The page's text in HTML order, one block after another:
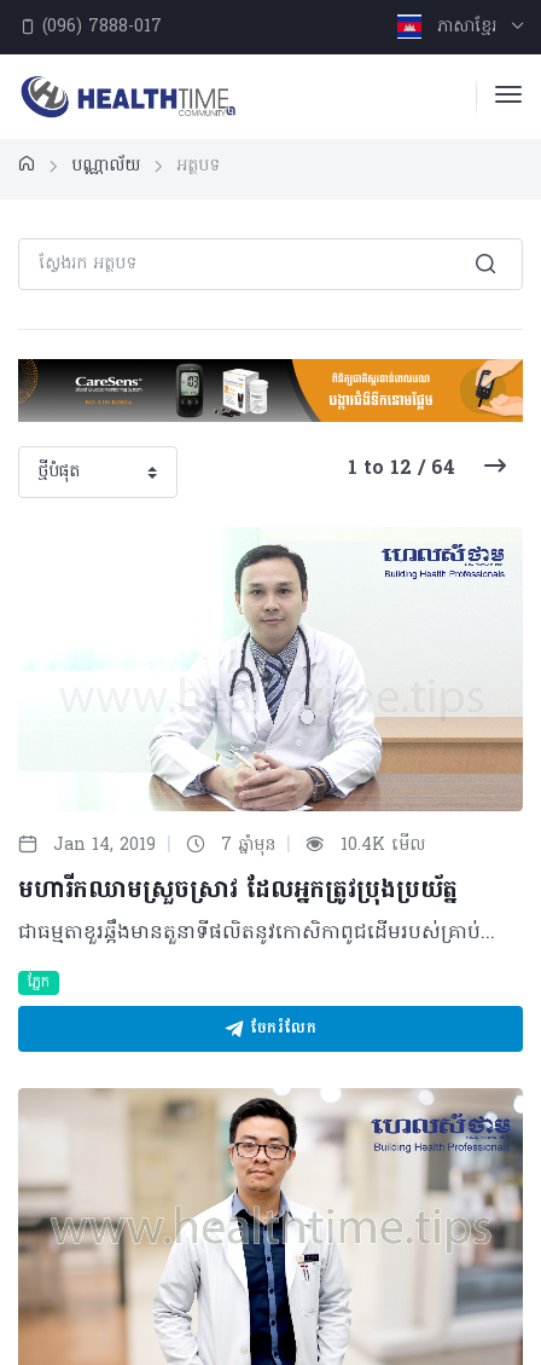
(096) 7888-017 ភាសាខ្មែរ
បណ្ណាល័យ អត្ថបទ
1 to 12 / 64
Jan 14, 2019 | 7 ឆ្នាំមុន | 10.4K មើល
មហារីកឈាមស្រួចស្រាវ ដែលអ្នកត្រូវប្រុងប្រយ័ត្ន
ជាធម្មតាខួរឆ្អឹងមានតួនាទីផលិតនូវកោសិកាពូជដើមរបស់គ្រាប់ឈាមចំនួនរាប់រយពាន់លានជារៀងរាល់ថ្ងៃ​ ហើយវាក៏ជាទីតាំងដែលអនុញ្ញាតឲ្យកោសិកាពូជដើម (Hematopoietic stem cell) ទាំងនេះអាចរីកលូតលាស់ និងបំបែកខ្លួនជាច្រើនដំណាក់កាល មុននឹងប្រែក្លាយជាកោសិកាគ្រាប់ឈាមដែលអាចបំពេញមុខងារបាន។ កោសិកាឈាមដែលមានមុខងារទាំងនោះមានដូចជា កោសិកាឈាមក្រហមដែលមានមុខងារដឹកនាំអុកស៊ីសែន កោសិកាឈាមសដែលមាននាទីការពាររាងកាយពីជំងឺ និងផ្លាកែតដែលមាននាទីជួយឲ្យឈាមកកនៅពេលមានរបួស តែនៅពេលមានជំងឺមហារីកឈាមកើតឡើង មុខងារនៃកោសិកាឈាមទាំងនេះក៏ត្រូវបានបាត់បង់។ ជំងឺមហារីកឈាម (Leukemia) ដែលប្រជាជនខ្មែរភាគច្រើននិយមហៅថាជំងឺឈាមសស៊ីឈាមក្រហម ជាការកើនឡើងនូវប្រភេទកោសិកាខ្ចី (Blast Cell) មិនមែនជាការកើនឡើងកោសិកាឈាមស។ ជំងឺនេះត្រូវបានបែងចែកជា២ប្រភេទធំៗគឺ ប្រភេទមហារីកឈាមធ្ងន់ធ្ងរ ឬស្រួចស្រាវ ដែលអាចងាយនឹងបណ្តាលឲ្យមានគ្រោះថ្នាក់ដល់អាយុជីវិត និងប្រភេទមហារីកឈាមរ៉ាំរ៉ៃ ដែលមិនសូវស្តែងចេញជារោគសញ្ញាគ្រោះថ្នាក់ភ្លាមៗនោះទេ។ និយមន័យនៃជំងឺមហារីកឈាមស្រួចស្រាវ វាជាជំងឺកាចសាហាវ និងធ្ងន់ធ្ងរ ដែលកើតឡើងពីការវិវឌ្ឍមិនប្រក្រតីនៃកោសិកាពូជដើមរបស់គ្រាប់ឈាម (Hematopoietic stem cell) នៅក្នុងខួរឆ្អឹងដោយសារតែមានការបង្អាក់លើការវិវឌ្ឍនៃកោសិកាខ្ចីដែលគេហៅថា កោសិកាប្លាស (Blast​ Cell) ជាហេតុធ្វើឲ្យវាមិនអាចវិវឌ្ឍជាកោសិកាមានមុខងារពេញលេញបន្តទៀតបាន។ ជាទូទៅជំងឺនេះត្រូវបានបែងចែកជា ២ប្រភេទបន្តទៀតគឺ Acute Myeloid Leukemia (AML) និងAcute Lymphoid Leukemia (ALL)។ មូលហេតុចម្បង និងកត្តាប្រឈម រហូតមកទល់ពេលបច្ចុប្បន្ននេះ មិនទាន់មានអ្នកប្រាជ្ញនៅលើសកលលោកណាម្នាក់បានដឹងអំពីមូលហេតុពិតប្រាកដនៃការបង្កជាជំងឺនេះឡើយ។ ប៉ុន្តែ វាអាចទាក់ទងនឹងកត្តាប្រឈមមួយចំនួនក្នុងនោះមានដូចជា៖ • តំណពូជ៖ ជាទូទៅអ្នកដែលមានសាច់ញាតិកើតជំងឺមហារីកឈាម អាចនឹងមានឱកាសប្រឈមនឹងការកើតជំងឺនេះ ខ្ពស់ជាងអ្នកដែលគ្មានសាច់ញាតិកើតបញ្ហានេះ • លក្ខខណ្ឌនៃការរស់នៅ៖ ទីតាំងរស់នៅដែលមានបរិស្ថានមិនស្អាត មានដូចជា ការបង្ហូរចោលនូវកាកសំណល់មិនល្អនៃរោងចក្រដែលមានផ្ទុកសារធាតុគីមី និងផ្សែងពុល • លក្ខខណ្ឌការងារ៖ អ្នកដែលធ្វើការក្នុងរោងពុម្ព ជ្រលក់ទឹកថ្នាំ ការពុលដោយការប្រើប្រាស់ថ្នាំការប្រើប្រាស់ថ្នាំកសិកម្មផ្សេងៗ ការប៉ះផ្ទាល់ដោយមិនមានសម្លៀកបំពាក់ ឬសម្ភារៈការពារត្រឹមត្រូវ • ការប្រើប្រាស់ថ្នាំ៖ អ្នកដែលធ្លាប់មានប្រវត្តិប្រើប្រាស់ថ្នាំ ឬកាំរស្មីដើម្បីកម្ចាត់មេរោគមហារីកពីមុនមក ឬប្រើប្រាស់ថ្នាំដោយមិនមានវេជ្ជបញ្ជាត្រឹមត្រូវ លើសកម្រិត និងរយៈពេលយូរ ដូចជាប្រភេទថ្នាំផ្សះ (Antibiotic) Chloramphenicol។ គួរបញ្ជាក់ផងដែរថា ប្រជាជនគ្រប់វ័យទាំងអស់មិនថា ប្រុស ឬស្រី ក្មេង ឬចាស់សុទ្ធតែអាចកើតជំងឺនេះបានដូចគ្នា។ គ្រាន់តែ កូនក្មេងប្រឈមនឹងការកើតជំងឺមហារីកឈាមប្រភេទ ALL ជាង AML ចំណែកមនុស្សចាស់ប្រឈមនឹងការកើតជំងឺមហារីកឈាមប្រភេទ AML ជាង ALL។ រោគសញ្ញា និងយន្តការជំងឺ ដោយសារកោសិកាប្លាស (Blast Cell) មិនអាចវិវឌ្ឍបន្តទៀតបាន នោះកោសិកាដែលមានមុខងារពេញលេញថ្មីៗ ដូចជា កោសិកាឈាមក្រហម កោសិកាឈាមស និងផ្លាកែត នឹងមិនអាចកើតឡើងបានល្អ ឬកើតឡើងបានខ្លះ មិនគ្រប់ចំនួនដើម្បីបំពេញមុខងារធម្មតារបស់វា។ ហេតុការណ៍នេះ បណ្តាលឲ្យរាងកាយទាំងមូលនឹងអាចប្រឈមនឹងបញ្ហាយ៉ាងច្រើនទាក់ទងកង្វះខាតកោសិកាមានមុខងារ និងការកើនឡើងនៃកោសិកាខ្ចី ដែលរោគសញ្ញាទាំងនោះរួមមាន៖ • កង្វះកោសិកាឈាមក្រហម៖ អ្នកជំងឺអាចហត់អស់កម្លាំង ស្លេកស្លាំង ឈឺក្បាល ហុឹងត្រចៀក និងអាចឈានដល់ការគាំងបេះដូងក្នុងករណីធ្ងន់ធ្ងរ • កង្វះកោសិកាឈាមស៖ ធ្វើឲ្យអ្នកជំងឺងាយរងនឹងការចម្លងរោគពីខាងក្រៅ • កង្វះកោសិកាផ្លាកែត៖ អ្នកជំងឺប្រឈមខ្ពស់ក្នុងការហូរឈាមដែលអាចស្តែងចេញជាការហូរឈាមខ្មៅតាមលាមក ឬអាចស្តែងចេញជាអាការៈដូចជា Stroke ប្រសិនបើមានការដាច់សរសៃឈាមក្នុងខួរក្បាល • ការកើនឡើងកោសិកាខ្ចី (Blast Cell)៖ ជាប្រភេទកោសិកាធំៗ ដែលវាបណ្តាលឲ្យមានការស្ទះលំហូរឈាម ដែលអាចបង្កឲ្យគ្រោះថ្នាក់ដល់អាយុជីវិត ករណីស្ទះលំហូរឈាមនៅសរីរាង្គសំខាន់ៗដូចជា ខួរក្បាល បេះដូង សួត និងតម្រងនោម(Leukostasis Syndrome) ដែលអាការៈទាំងនោះអាចស្តែងចេញជា ការស្ទះសរសៃឈាមខួរក្បាលដោយកោសិកាឈាម (Stroke Ischemic by Blast) ការស្ទះនៅសរសៃឈាមសួត (PulmonaryEmbolism) ដែលអាចស្តែងចេញជាហត់ ដង្ហក់ គាំងបេះដូង (myocardial infarction) និងអាចបណ្តាលឲ្យខូចតម្រងនោមជាដើម។ ក្នុងករណីខ្លះ អ្នកជំងឺអាចមានរោគសញ្ញាដទៃទៀតដូចជាហើម ឬចេញឈាមតាមអញ្ចាញធ្មេញ ឈាមច្រមុះ ភ្នាសក្នុងកញ្ចក់ភ្នែកឡើងក្រហមដោយមានហូរឈាម ហើម ឬរីកកូនកណ្តុរ ថ្លើមរីកធំ និងសរីរាង្គអណ្តើករីកធំផងដែរ។ ការធ្វើរោគវិនិច្ឆ័យ ជាធម្មតា ក្រុមគ្រូពេទ្យនឹងតម្រូវឲ្យអ្នកជំងឺធ្វើតេស្តដូចជា៖ • ការបូមឈាម៖ វិធីសាស្រ្តដែលងាយក្នុងការកំណត់រកអត្តសញ្ញាណកោសិកា និងរាប់ចំនួនប្រភេទកោសិកាឈាមដែលមាននៅក្នុងចរន្តឈាម។ ប៉ុន្តែ ការធ្វើតេស្តឈាមតែមួយមុខមិនទាន់គ្រប់គ្រាន់ដើម្បីកំណត់បានថា ជាជំងឺមហារីកឈាមស្រួចស្រាវនោះទេ។ • ការបូមយកទឹកខួរឆ្អឹង (Bone Marrow Aspiration /Myelogram)៖ ដើម្បីបញ្ជាក់ពីស្ថានភាព ឬបញ្ហានៃការវិវឌ្ឍរបស់កោសិកាខួរឆ្អឹង និងកំណត់រកចំនួនកោសិកាប្លាស (Blast Cell) ក្នុងការបញ្ជាក់កាន់តែច្បាស់ថា ជាជំងឺមហារីកឈាមមែន ឬយ៉ាងណា។ • ការធ្វើ Flow Cytometry, Cytogenetic Analysis, Fluorescence In Situ Hybridization (FISH) Analysis៖ ជាវិធីសាស្រ្តថ្មីដែលអាចកំណត់បាននូវប្រភេទមហារីកឈាម និងធ្វើនិទស្សន៍ដើម្បីឲ្យដឹងជាមុននូវភាពជោគជ័យ និងបរាជ័យនៃការព្យាបាលពេលអនាគត។ ការព្យាបាល នាពេលបច្ចុប្បន្ន ជំងឺមហារីកឈាមស្រួចស្រាវនេះមិនអាចត្រូវបានព្យាបាលឲ្យជាសះស្បើយ១០០% បានទាំងស្រុងភ្លាមៗឡើយ ដោយការព្យាបាលនេះមានគោលដៅបង្អាក់សកម្មភាពជំងឺ កម្ចាត់កោសិកាមហារីកឲ្យបាត់អស់ និងឲ្យដំណើរការខួរឆ្អឹងត្រលប់មកភាពប្រក្រតីឡើងវិញ (Complete Remission)។ បើអ្នកជំងឺទទួលបាននូវComplete Remission នេះលើសពី ៥ ឆ្នាំ យើងអាចសន្និដ្ឋានបានថា អ្នកជំងឺបានជាសះស្បើយពីជំងឺដ៏កាចសាហាវនេះ។ការព្យាបាលនេះរួមមាន៖ • ការព្យាបាលផ្លូវចិត្ត៖ តាមរយៈការលើកទឹកចិត្តពន្យល់អំពីជំងឺឲ្យកាន់តែច្បាស់ទៅដល់អ្នកជំងឺផ្ទាល់ និងក្រុមគ្រួសារ ដើម្បីជួយផ្តល់កម្លាំងចិត្តបន្ថែមដល់អ្នកជំងឺ • ការចាក់បញ្ចូលប្រភេទកោសិកាឈាមដែលខ្វះ មានដូចជា កោសិកាឈាមក្រហម ផ្លាកែត ឬការចាក់ថ្នាំដើម្បីបង្កើនកោសិកាស • ការប្រើប្រាស់ថ្នាំគីមី៖ ដើម្បីឲ្យខួរឆ្អឹងបញ្ឈប់ការផលិតកោសិកាមហារីក និងជំនួសមកវិញនូវការផលិតគ្រាប់ឈាមល្អ ក្នុងគោលបំណងដើម្បីទទួលបាននូវ Complete Remission • ការចាក់បញ្ចូល និងផ្សាំទឹកខួរឆ្អឹងថ្មី (Bone Marrow Transplantation)៖ គឺដើម្បីឲ្យទឹកខួរឆ្អឹងថ្មី អាចផលិតបាននូវប្រភេទកោសិកាឈាមដែលល្អវិញ។ ជាទូទៅ ការព្យាបាលអាចត្រូវបានធ្វើឡើងជាច្រើនដំណាក់កាល ចំណាយរយៈពេលយូរដែលអាចមានរយៈពេលពី ៦ខែ ទៅ ២ឆ្នាំ (ទាំងការព្យាបាលដោយសម្រាកនៅមន្ទីរពេទ្យ និងការប្រើប្រាស់ថ្នាំបន្តនៅផ្ទះ) ព្រមទាំងចំណាយអស់ថវិកាច្រើនគួរសមអាស្រ័យទៅតាមប្រភេទ និងសភាពធ្ងន់ធ្ងររបស់ជំងឺដែលគាត់មាន។ ការតាមដានបន្ត បន្ទាប់ពីការព្យាបាលនៅពេលអ្នកជំងឺទទួលបាន Complete Remission អ្នកជំងឺតម្រូវឲ្យធ្វើការតាមដានដោយការបូមឈាម បូមទឹកខួរឆ្អឹងរបស់គាត់ ដើម្បីវិភាគ និងបញ្ជាក់ពីសមត្ថភាពល្អក្នុងការផលិតគ្រាប់ឈាមឡើងវិញ។ អ្នកជំងឺត្រូវមកបន្តការតាមដាន តាមការណាត់ជួប និងពិគ្រោះជាមួយគ្រូពេទ្យដែលអាចមានរយៈពេលដល់ទៅ ៥ឆ្នាំ ឬលើសពីនេះ។ ផលវិបាក ប្រសិនបើអ្នកជំងឺមិនបានមកទទួលការព្យាបាលឬមានភាពយឺតយ៉ាវក្នុងការមកទទួលការព្យាបាលដែលត្រឹមត្រូវនោះ អ្នកជំងឺអាចនឹងកើតមានជាផលវិបាកធ្ងន់ធ្ងរ និងអាចឈានដល់ការបាត់បង់ជីវិតដោយសារ កង្វះខាតអុកស៊ីសែន និងសារធាតុចិញ្ចឹមដើម្បីប្រើប្រាស់ ការបង្ករោគនៅក្នុងឈាម (Septicemia) ការហូរឈាមខ្លាំង (Hemorrhage) ការស្ទះសរសៃឈាមខួរក្បាល (Stroke Ischemic/ Stroke Hemorrhagic) ការត្បៀតឬស្ទះសរសៃឈាមបេះដូង ការស្ទះដំណកដង្ហើម និងការខូចតម្រងនោមជាដើម។ វិធីសាស្រ្តការពារខ្លួន ដើម្បីការពារខ្លួនពីជំងឺដ៏កាចសាហាវមួយនេះ អ្នកគួរអនុវត្តនូវវិធីសាស្រ្តមួយចំនួនដូចខាងក្រោម៖ • ចៀសវាងការប៉ះផ្ទាល់ជាមួយសារធាតុគីមីដែលចេញពីរោងពុម្ព ទឹកថ្នាំជ្រលក់ពណ៌ ថ្នាំកសិកម្មនានា តាមរយៈការពាក់ម៉ាស ស្រោមដៃ ស្រោមជើង ដែលអាចការពារបានជិតល្អ បូករួមជាមួយការស្លៀកពាក់ដែលគ្របដណ្តប់ពេញទាំងខ្លួនរាល់ពេលធ្វើកិច្ចការ • គួរចៀសវាងការរស់នៅជិតតំបន់រោងចក្រដែលបង្ហូរកាកសំណល់គីមី និងឧស្ម័នពុលដែលមិនបានធ្វើប្រព្រឹត្តកម្មជាមុន • ចៀសវាងការប្រើប្រាស់ថ្នាំដើម្បីព្យាបាលជំងឺផ្សេងៗដោយខ្លួនឯង ឬចៀសវាងការប្រើប្រាស់ថ្នាំដោយមិនមានវេជ្ជបញ្ជាត្រឹមត្រូវ ប្រើប្រាស់ថ្នាំលើសកម្រិត និងរយៈពេលយូរ ជាពិសេសប្រភេទថ្នាំផ្សះ (Antibiotic)។ សូមប្រជាជនទាំងអស់ ជាពិសេសបុគ្គលដែលមានសមាជិកគ្រួសារធ្លាប់មានប្រវត្តិកើតមានជំងឺនេះត្រូវមកពិនិត្យសុខភាពឲ្យបានជាប្រចាំតាមក្បួនវេជ្ជសាស្រ្ត បើទោះបីជាអ្នកមិនទាន់ឈឺក៏ដោយ។ ម៉្យាងវិញទៀត អ្នកគួរស្វែងរកការព្យាបាលនៅទីកន្លែងណាដែលអាចមានលទ្ធភាព និងមានគ្រូពេទ្យជំនាញក្នុងការព្យាបាល ជាជាងទទួលការព្យាបាលមិនបានត្រឹមត្រូវដែលអាចប៉ះពាល់ដល់អាយុជីវិត ចំណាយពេលវេលា និងថវិកាច្រើន។យ៉ាងណាមិញ សូមឲ្យអាជ្ញាធរដែនដី និងភាគីពាក់ព័ន្ធ ទាំងអស់បន្តចុះត្រួតពិនិត្យ និងចាត់វិធានការចំពោះបណ្តារោងចក្រណា ដែលមិនបានគ្រប់គ្រងកាកសំណល់ឲ្យបានត្រឹមត្រូវ ដែលអាចនឹងប៉ះពាល់ដល់បរិស្ថាន និងសុខភាពប្រជាជនក្បែរនោះផងដែរ។ បកស្រាយដោយ៖ វេជ្ជបណ្ឌិត កៅ វណ្ណារិទ្ធ ឯកទេសជំងឺមហារីក ជំងឺឈាម នៃមន្ទីរពេទ្យកាល់ម៉ែត ©2019 រក្សាសិទ្ធិគ្រប់យ៉ាង​ដោយ Healthtime Corporation ចំពោះគ្រប់អត្ថបទដោយគ្មានផ្នែកណាមួយត្រូវបោះពុម្ពផ្សាយចូល ប្រព័ន្ធអ៊ីនធឺណែតឧបករណ៍អេឡិចត្រូនិកអាត់ជាសំឡេងឬថតចំលងគ្រប់រូបភាពដោយគ្មានការអនុញ្ញាតឡើយ
ភ្នែក
ចែករំលែក